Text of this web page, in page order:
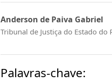
Anderson de Paiva Gabriel
Tribunal de Justiça do Estado do
Palavras-chave: